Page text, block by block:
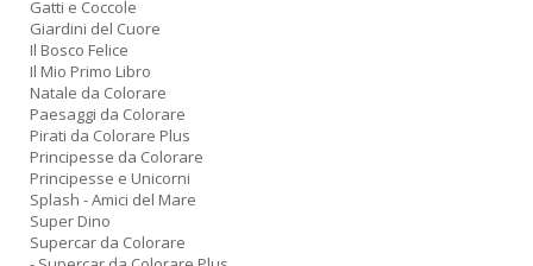
Gatti e Coccole
Giardini del Cuore
Il Bosco Felice
Il Mio Primo Libro
Natale da Colorare
Paesaggi da Colorare
Pirati da Colorare Plus
Principesse da Colorare
Principesse e Unicorni
Splash - Amici del Mare
Super Dino
Supercar da Colorare